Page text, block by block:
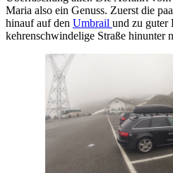
Maria also ein Genuss. Zuerst die
hinauf auf den Umbrail und zu guter
kehrenschwindelige Straße hinunter